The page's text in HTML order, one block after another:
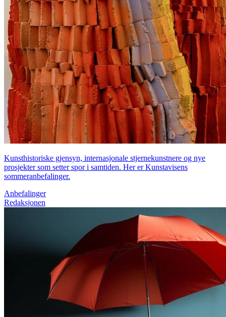
Kunsthistoriske gjensyn, internasjonale stjernekunstnere og nye
prosjekter som setter spor i samtiden. Her er Kunstavisens
sommeranbefalinger.
Anbefalinger
Redaksjonen